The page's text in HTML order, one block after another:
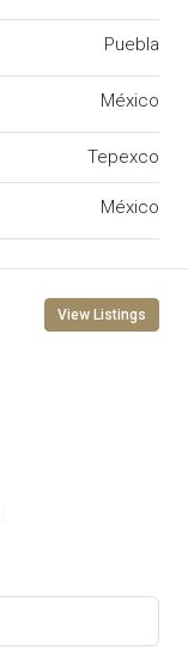
Puebla
México
Tepexco
México
View Listings